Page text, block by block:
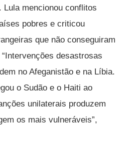
Lula mencionou conflitos
pobres e criticou
que não conseguiram
desastrosas
no Afeganistão e na Líbia.
o Sudão e o Haiti ao
unilaterais produzem
os mais vulneráveis”,